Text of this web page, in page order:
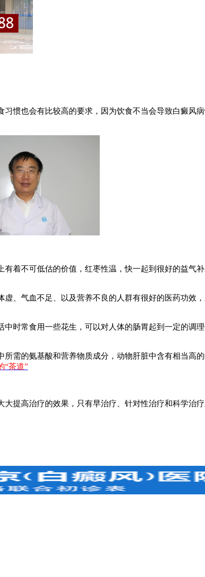
也会有比较高的要求，因为饮食不当会导致白癜风
不可低估的价值，红枣性温，快一起到很好的益气
气血不足、以及营养不良的人群有很好的医药功效
常食用一些花生，可以对人体的肠胃起到一定的调
的氨基酸和营养物质成分，动物肝脏中含有相当高
“茶道”
高治疗的效果，只有早治疗、针对性治疗和科学治